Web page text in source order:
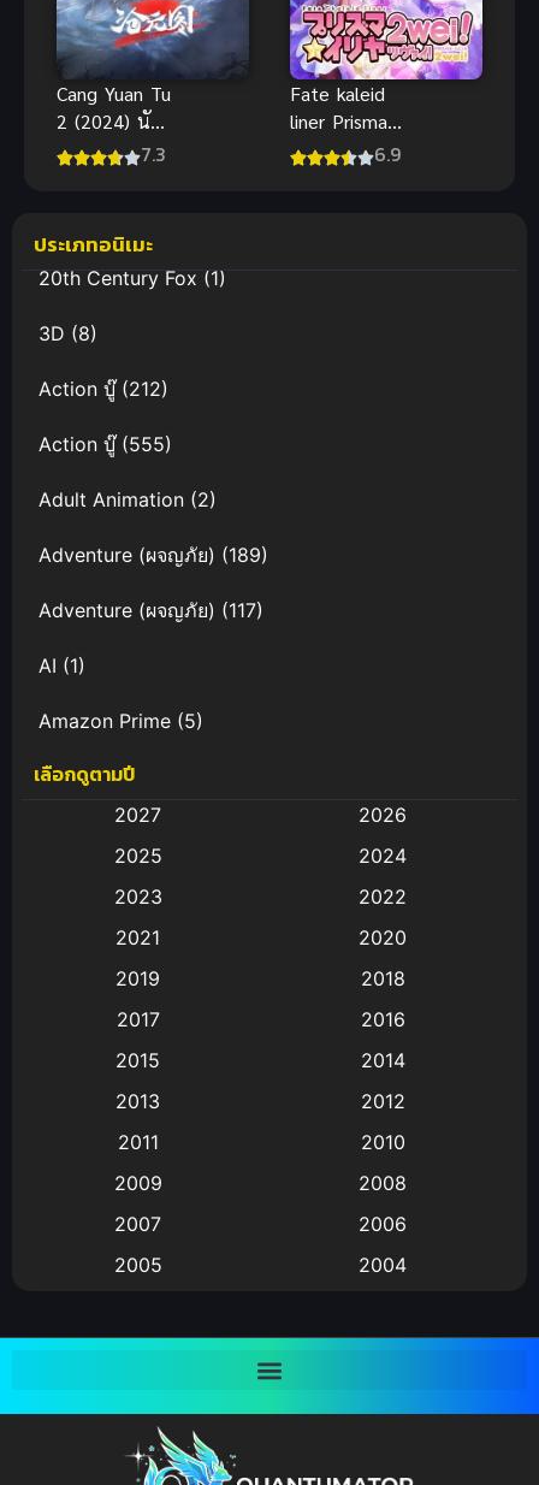
Cang Yuan Tu
2 (2024) นัก
ล่าอสูรกาย7.3
Fate kaleid
liner Prisma
Illya 2wei 26.9
ประเภทอนิเมะ
20th Century Fox(1)
3D (8)
Action บู๊(212)
Action บู๊(555)
Adult Animation (2)
Adventure (ผจญภัย) (189)
Adventure (ผจญภัย) (117)
AI (1)
Amazon Prime (5)
Anal (ประตูหลัง)
Animation การ์ตูน
Animation อนิเมะ
Animation แอนิเมชัน
(9)
Big tits (นมใหญ่)
Bitch (ผู้หญิงร่าน)
Bondage (ทาส)(1)
เลือกดูตามปี
2027
2026
2025
2024
2023
2022
2021
2020
2019
2018
2017
2016
2015
2014
2013
2012
2011
2010
2009
2008
2007
2006
2005
2004
1997
1993